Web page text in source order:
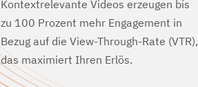
Kontextrelevante Videos erzeugen bis
zu 100 Prozent mehr Engagement in
Bezug auf die View-Through-Rate (VTR),
das maximiert Ihren Erlös.